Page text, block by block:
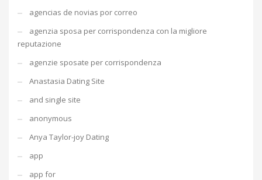
agencias de novias por correo
agenzia sposa per corrispondenza con la migliore
reputazione
agenzie sposate per corrispondenza
Anastasia Dating Site
and single site
anonymous
Anya Taylor-joy Dating
app
app for